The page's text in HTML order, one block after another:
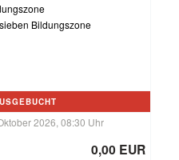
Bildungszone
2026, 08:30 Uhr
0,00 EUR